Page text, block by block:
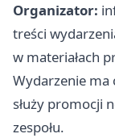
Organizator:
treści
w materiałach
Wydarzenie
służy promocji
zespołu.